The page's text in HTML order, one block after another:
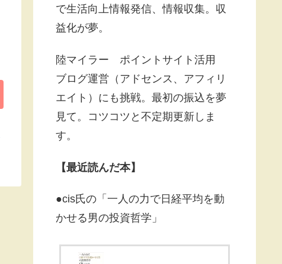
で生活向上情報発信、情報収集。収
益化が夢。
陸マイラー ポイントサイト活用
ブログ運営（アドセンス、アフィリ
エイト）にも挑戦。最初の振込を夢
見て。コツコツと不定期更新しま
す。
【最近読んだ本】
●cis氏の「一人の力で日経平均を動
かせる男の投資哲学」